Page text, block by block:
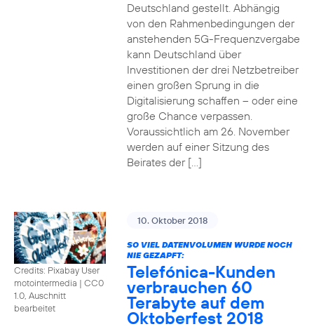
Deutschland gestellt. Abhängig
von den Rahmenbedingungen der
anstehenden 5G-Frequenzvergabe
kann Deutschland über
Investitionen der drei Netzbetreiber
einen großen Sprung in die
Digitalisierung schaffen – oder eine
große Chance verpassen.
Voraussichtlich am 26. November
werden auf einer Sitzung des
Beirates der […]
Credits: Pixabay User
motointermedia | CC0
1.0, Auschnitt
bearbeitet
10. Oktober 2018
SO VIEL DATENVOLUMEN WURDE NOCH
NIE GEZAPFT:
Telefónica-Kunden
verbrauchen 60
Terabyte auf dem
Oktoberfest 2018